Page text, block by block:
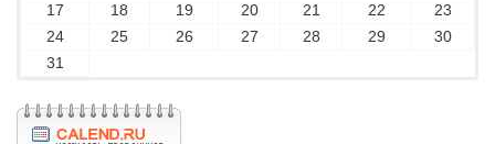
17
18 19 20 21 22
23
24
25 26 27 28 29
30
31